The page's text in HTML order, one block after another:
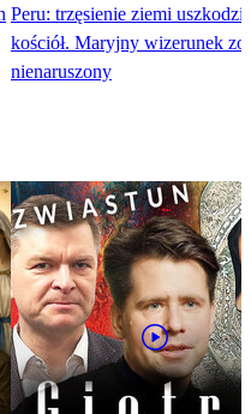
Peru: trzęsienie ziemi
kościół. Maryjny wizerunek
nienaruszony